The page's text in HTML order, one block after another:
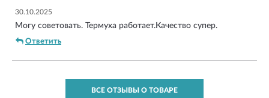
30.10.2025
Могу советовать. Термуха работает.Качество супер.
Ответить
ВСЕ ОТЗЫВЫ О ТОВАРЕ